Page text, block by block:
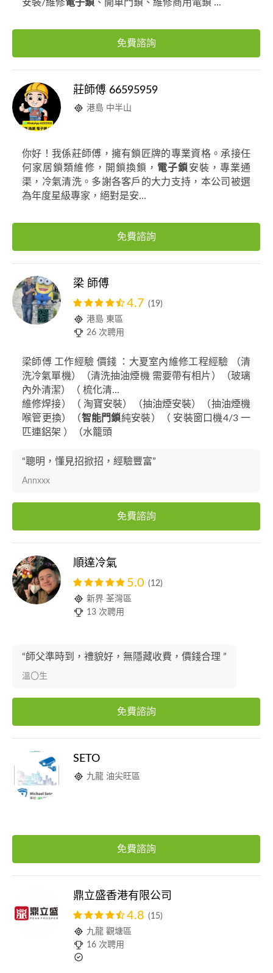
安裝/維修電子鎖 、開車門鎖、維修商用電鎖 ...
免費諮詢
莊師傅 66595959
港島 中半山
你好！我係莊師傅，擁有鎖匠牌的專業資格。承接任
何家居鎖類維修，開鎖換鎖， 電子鎖 安裝，專業通
渠，冷氣清洗。多謝各客戶的大力支持，本公司被選
為年度星級專家，絕對是安...
免費諮詢
梁 師傅
4.7 (19)
港島 東區
26 次聘用
梁師傅 工作經驗 價錢 ：大夏室內維修工程經驗 （清
洗冷氣單機）（清洗抽油煙機 需要帶有相片）（玻璃
內外清潔）（ 梳化清...
維修焊接）（ 淘寶安裝）（抽油煙安裝）（抽油煙機
喉管更換）（智能門鎖純安裝）（ 安裝窗口機4/3 一
匹連鋁架 ）（水籠頭
“聰明，懂見招掀招，經驗豐富”
Annxxx
免費諮詢
順達冷氣
5.0 (12)
新界 荃灣區
13 次聘用
“師父準時到，禮貌好，無隱藏收費，價錢合理 ”
溫〇生
免費諮詢
SETO
九龍 油尖旺區
免費諮詢
鼎立盛香港有限公司
4.8 (15)
九龍 觀塘區
16 次聘用